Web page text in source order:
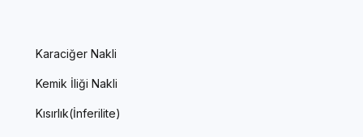
Karaciğer Nakli
Kemik İliği Nakli
Kısırlık(İnferilite)